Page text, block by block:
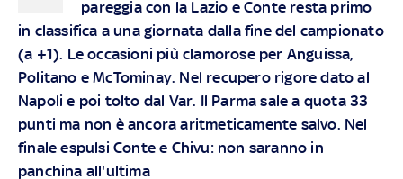
pareggia con la Lazio e Conte resta primo
in classifica a una giornata dalla fine del campionato
(a +1). Le occasioni più clamorose per Anguissa,
Politano e McTominay. Nel recupero rigore dato al
Napoli e poi tolto dal Var. Il Parma sale a quota 33
punti ma non è ancora aritmeticamente salvo. Nel
finale espulsi Conte e Chivu: non saranno in
panchina all'ultima